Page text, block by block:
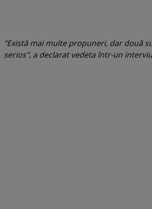
"Există mai multe propuneri, dar două
serios", a declarat vedeta într-un